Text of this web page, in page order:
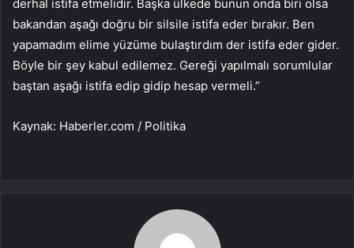
derhal istifa etmelidir. Başka ülkede bunun onda biri olsa
bakandan aşağı doğru bir silsile istifa eder bırakır. Ben
yapamadım elime yüzüme bulaştırdım der istifa eder gider.
Böyle bir şey kabul edilemez. Gereği yapılmalı sorumlular
baştan aşağı istifa edip gidip hesap vermeli.”
Kaynak: Haberler.com / Politika